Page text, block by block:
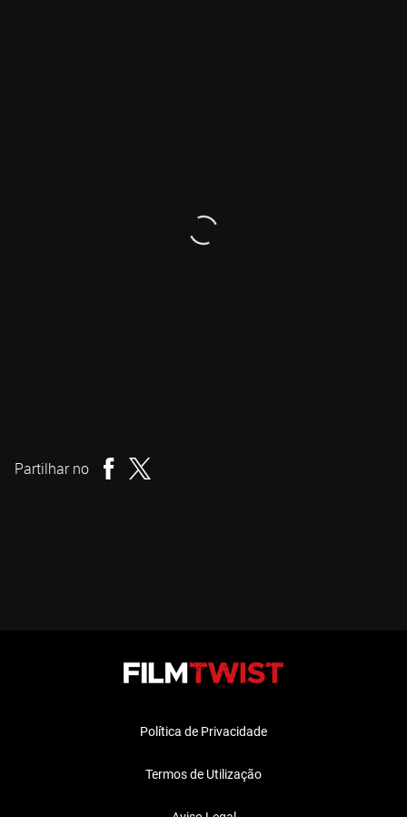
Partilhar no
Política de Privacidade
Termos de Utilização